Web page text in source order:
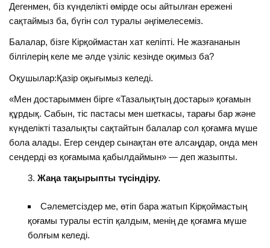
Дегенмен, біз күнделікті өмірде осы айтылған ережені
сақтаймыз ба, бүгін сол туралы әңгімелесеміз.
Балалар, бізге Кірқоймастан хат келіпті. Не жазғананын
білгілерің келе ме әлде үзіліс кезінде оқимыз ба?
Оқушылар:Қазір оқығымыз келеді.
«Мен достарыммен бірге «Тазалықтың достары» қоғамын
құрдық. Сабын, тіс пастасы мен шеткасы, тарағы бар және
күнделікті тазалықты сақтайтын балалар сол қоғамға мүше
бола алады. Егер сендер сынақтан өте алсаңдар, онда мен
сендерді өз қоғамыма қабылдаймын» — деп жазыпты.
Жаңа тақырыпты түсіндіру.
Сәлеметсіздер ме, өтіп бара жатып Кірқоймастың
қоғамы туралы естіп қалдым, менің де қоғамға мүше
болғым келеді.